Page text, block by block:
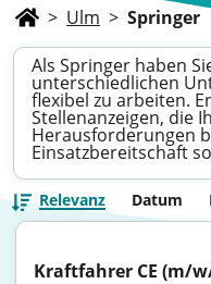
> Ulm > Springer
Als Springer haben
unterschiedlichen
flexibel zu arbeiten.
Stellenanzeigen, die
Herausforderungen
Einsatzbereitschaft
Relevanz Datum
Kraftfahrer CE (m/